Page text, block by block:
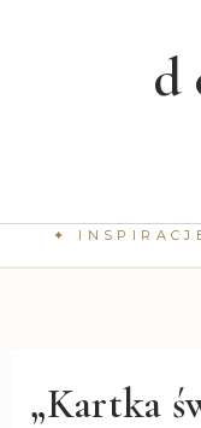
„Kartka